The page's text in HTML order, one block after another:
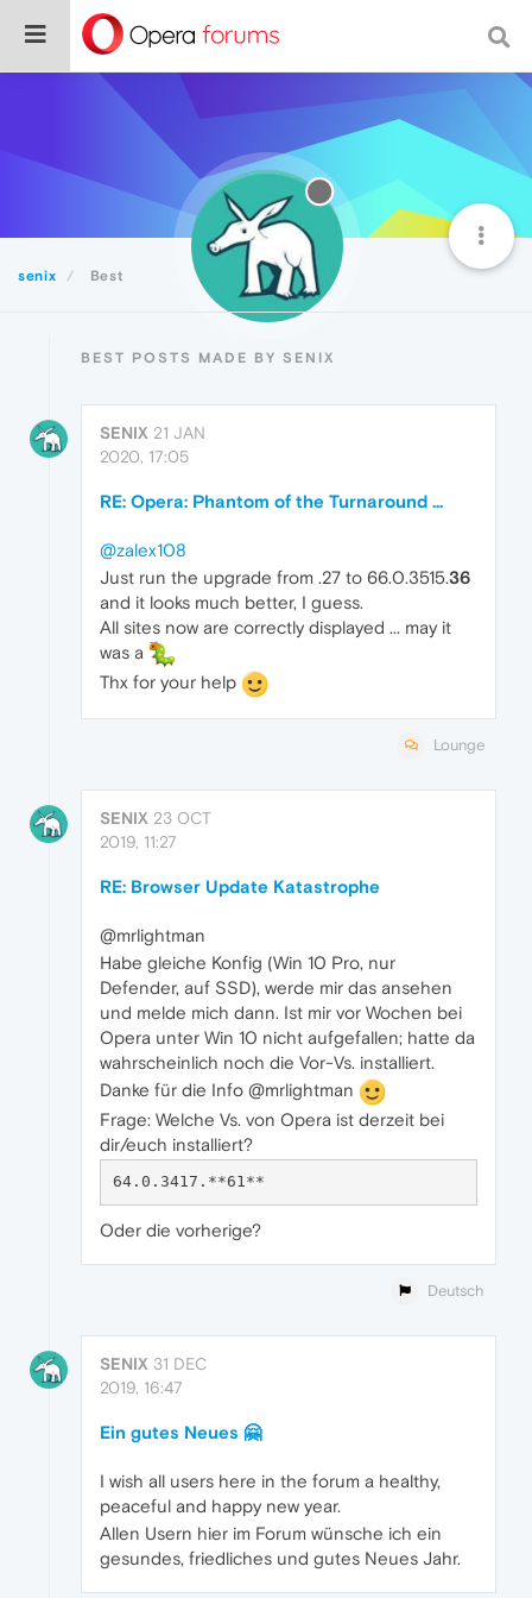
senix Best
BEST POSTS MADE BY SENIX
SENIX 21 JAN
2020, 17:05
RE: Opera: Phantom of the Turnaround ...
@zalex108
Just run the upgrade from .27 to 66.0.3515.36
and it looks much better, I guess.
All sites now are correctly displayed ... may it
was a
Thx for your help
Lounge
SENIX 23 OCT
2019, 11:27
RE: Browser Update Katastrophe
@mrlightman
Habe gleiche Konfig (Win 10 Pro, nur
Defender, auf SSD), werde mir das ansehen
und melde mich dann. Ist mir vor Wochen bei
Opera unter Win 10 nicht aufgefallen; hatte da
wahrscheinlich noch die Vor-Vs. installiert.
Danke für die Info @mrlightman
Frage: Welche Vs. von Opera ist derzeit bei
dir/euch installiert?
Oder die vorherige?
Deutsch
SENIX 31 DEC
2019, 16:47
Ein gutes Neues 🤗
I wish all users here in the forum a healthy,
peaceful and happy new year.
Allen Usern hier im Forum wünsche ich ein
gesundes, friedliches und gutes Neues Jahr.